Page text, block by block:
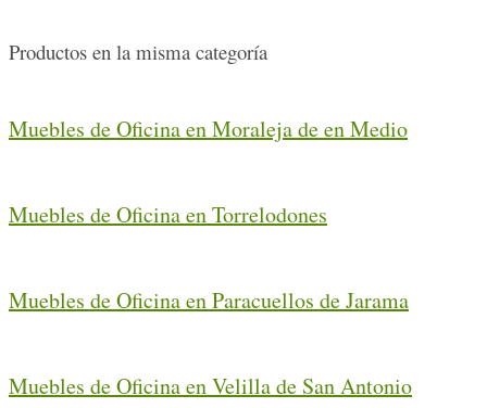
Productos en la misma categoría
Muebles de Oficina en Moraleja de en Medio
Muebles de Oficina en Torrelodones
Muebles de Oficina en Paracuellos de Jarama
Muebles de Oficina en Velilla de San Antonio